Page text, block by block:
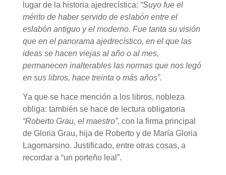
lugar de la historia ajedrecística: “Suyo fue el
mérito de haber servido de eslabón entre el
eslabón antiguo y el moderno. Fue tanta su visión
que en el panorama ajedrecístico, en el que las
ideas se hacen viejas al año o al mes,
permanecen inalterables las normas que nos legó
en sus libros, hace treinta o más años”.
Ya que se hace mención a los libros, nobleza
obliga: también se hace de lectura obligatoria
“Roberto Grau, el maestro”, con la firma principal
de Gloria Grau, hija de Roberto y de María Gloria
Lagomarsino. Justificado, entre otras cosas, a
recordar a “un porteño leal”.